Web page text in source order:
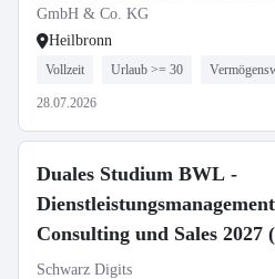
GmbH & Co. KG
Heilbronn
Vollzeit Urlaub >= 30
28.07.2026
Duales Studium BWL -
Consulting und Sales 2027
Schwarz Digits